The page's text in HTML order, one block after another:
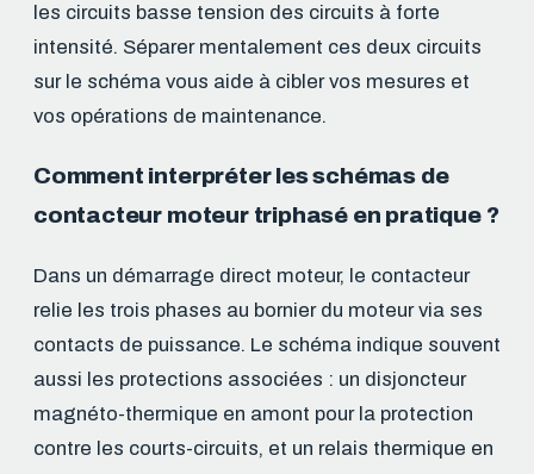
les circuits basse tension des circuits à forte
intensité. Séparer mentalement ces deux circuits
sur le schéma vous aide à cibler vos mesures et
vos opérations de maintenance.
Comment interpréter les schémas de
contacteur moteur triphasé en pratique ?
Dans un démarrage direct moteur, le contacteur
relie les trois phases au bornier du moteur via ses
contacts de puissance. Le schéma indique souvent
aussi les protections associées : un disjoncteur
magnéto-thermique en amont pour la protection
contre les courts-circuits, et un relais thermique en